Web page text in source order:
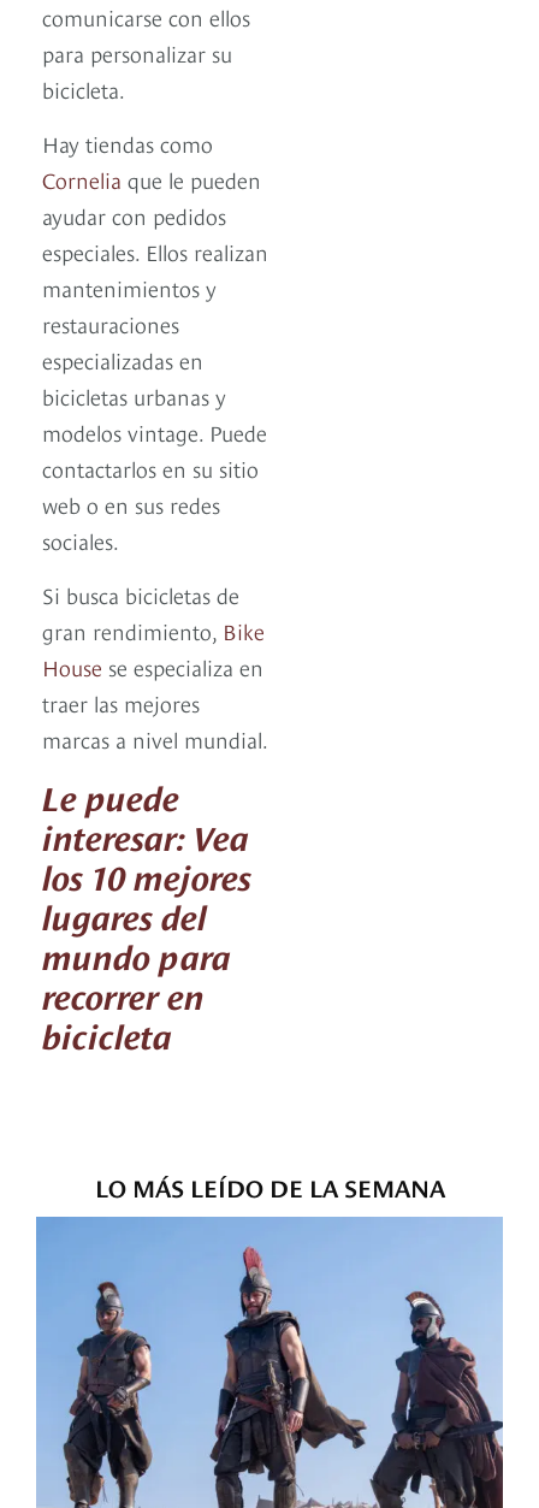
comunicarse con ellos
para personalizar su
bicicleta.
Hay tiendas como
Cornelia que le pueden
ayudar con pedidos
especiales. Ellos realizan
mantenimientos y
restauraciones
especializadas en
bicicletas urbanas y
modelos vintage. Puede
contactarlos en su sitio
web o en sus redes
sociales.
Si busca bicicletas de
gran rendimiento, Bike
House se especializa en
traer las mejores
marcas a nivel mundial.
Le puede
interesar: Vea
los 10 mejores
lugares del
mundo para
recorrer en
bicicleta
LO MÁS LEÍDO DE LA SEMANA